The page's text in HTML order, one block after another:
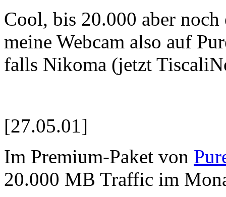
Cool, bis 20.000 aber
meine Webcam also auf
falls Nikoma (jetzt
[27.05.01]
Im Premium-Paket von
20.000 MB Traffic im